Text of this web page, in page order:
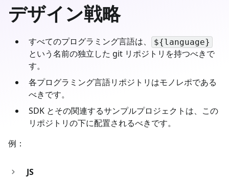
デザイン戦略
すべてのプログラミング言語は、 ${language}
という名前の独立した git リポジトリを持つべきで
す。
各プログラミング言語リポジトリはモノレポである
べきです。
SDK とその関連するサンプルプロジェクトは、この
リポジトリの下に配置されるべきです。
例：
JS